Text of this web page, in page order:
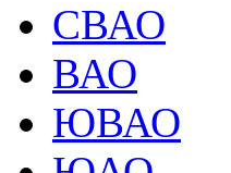
СВАО
ВАО
ЮВАО